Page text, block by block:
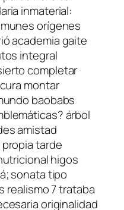
inmaterial:
orígenes
academia gaite
integral
completar
montar
baobabs
árbol
amistad
tarde
higos
sonata tipo
realismo 7 trataba
originalidad